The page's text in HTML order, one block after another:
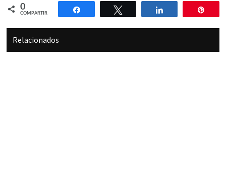
0
COMPARTIR
Compartir Compartir
Relacionados